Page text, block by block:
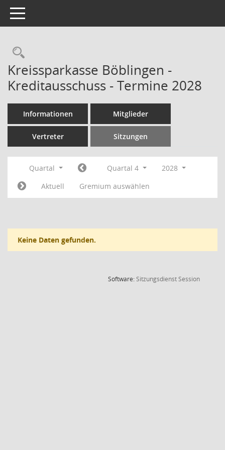
Toggle navigation
Rechercheauswahl
Kreissparkasse Böblingen -
Kreditausschuss - Termine 2028
Informationen Mitglieder
Vertreter Sitzungen
Quartal Quartal 4
2028
Aktuell
Gremium auswählen
Keine Daten gefunden.
Software:SitzungsdienstSession(Wird in